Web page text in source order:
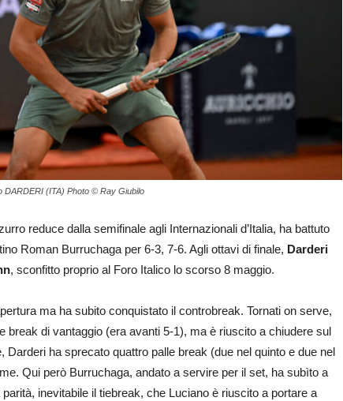
DARDERI (ITA) Photo © Ray Giubilo
reduce dalla semifinale agli Internazionali d’Italia, ha battuto
Roman Burruchaga per 6-3, 7-6. Agli ottavi di finale, Darderi
, sconfitto proprio al Foro Italico lo scorso 8 maggio.
ma ha subito conquistato il controbreak. Tornati on serve,
break di vantaggio (era avanti 5-1), ma è riuscito a chiudere sul
ha sprecato quattro palle break (due nel quinto e due nel
Qui però Burruchaga, andato a servire per il set, ha subìto a
inevitabile il tiebreak, che Luciano è riuscito a portare a